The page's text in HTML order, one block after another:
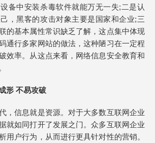
备中安装杀毒软件就能万无一失;二是认
，黑客的攻击对象主要是国家和企业;三
的基本属性常识缺乏了解，这点集中体现
通行多家网站的做法，这种陋习在一定程
效率。从这点来看，网络信息安全教育和
形 不易攻破
，信息就是资源。对于大多数互联网企业
就如同打开了发展之门。众多互联网企业
用户行为，从而进行更具针对性的营销。